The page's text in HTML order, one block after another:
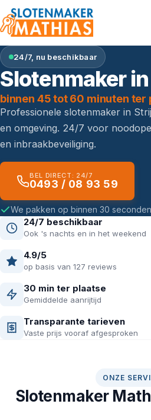
24/7, nu beschikbaar
Slotenmaker
binnen 45 tot 60 minuten ter
Professionele slotenmaker in
en omgeving. 24/7 voor
en inbraakbeveiliging.
BEL DIRECT: 24/7
0493 / 08 93 59
We pakken op binnen 30
24/7 beschikbaar
Ook 's nachts en in het weekend
4.9/5
op basis van 127 reviews
30 min ter plaatse
Gemiddelde aanrijtijd
Transparante tarieven
Vaste prijs vooraf afgesproken
ONZE
Slotenmaker